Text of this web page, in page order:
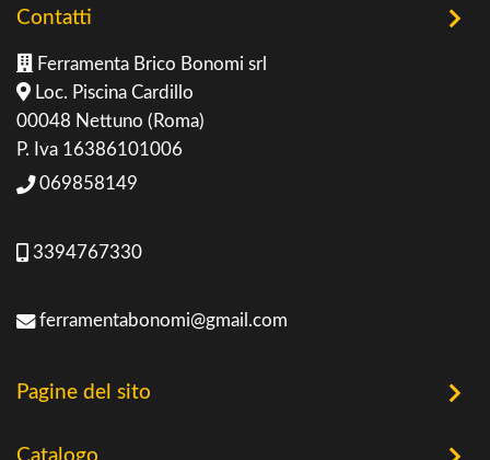
Contatti
Ferramenta Brico Bonomi srl
Loc. Piscina Cardillo
00048 Nettuno (Roma)
P. Iva 16386101006
069858149
3394767330
ferramentabonomi@gmail.com
Pagine del sito
Home